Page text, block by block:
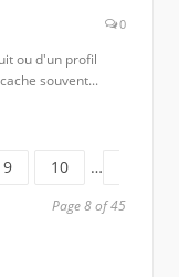
0
ou d'un profil
souvent...
Page
9 Page
10 …
Page 8 of 45